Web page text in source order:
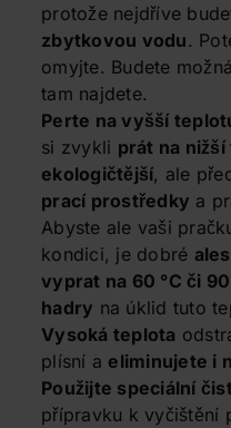
protože nejdříve
zbytkovou vodu.
omyjte. Budete
tam najdete.
Perte na vyšší
si zvykli prát na
ekologičtější, ale
prací prostředky a
Abyste ale vaši
kondici, je dobré
vyprat na 60 °C či 90
hadry na úklid tuto
Vysoká teplota
plísní a eliminujete i
Použijte speciální
přípravku k vyčištění